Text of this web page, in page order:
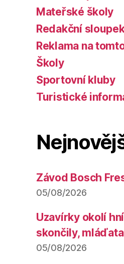
Mateřské školy
Redakční
Reklama na
Školy
Sportovní kluby
Turistické
Závod Bosch
05/08/2026
Uzavírky okolí
skončily,
05/08/2026